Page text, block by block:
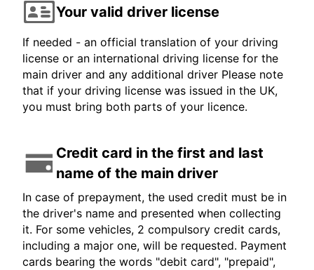
Your valid driver license
If needed - an official translation of your driving
license or an international driving license for the
main driver and any additional driver Please note
that if your driving license was issued in the UK,
you must bring both parts of your licence.
Credit card in the first and last
name of the main driver
In case of prepayment, the used credit must be in
the driver's name and presented when collecting
it. For some vehicles, 2 compulsory credit cards,
including a major one, will be requested. Payment
cards bearing the words "debit card", "prepaid",